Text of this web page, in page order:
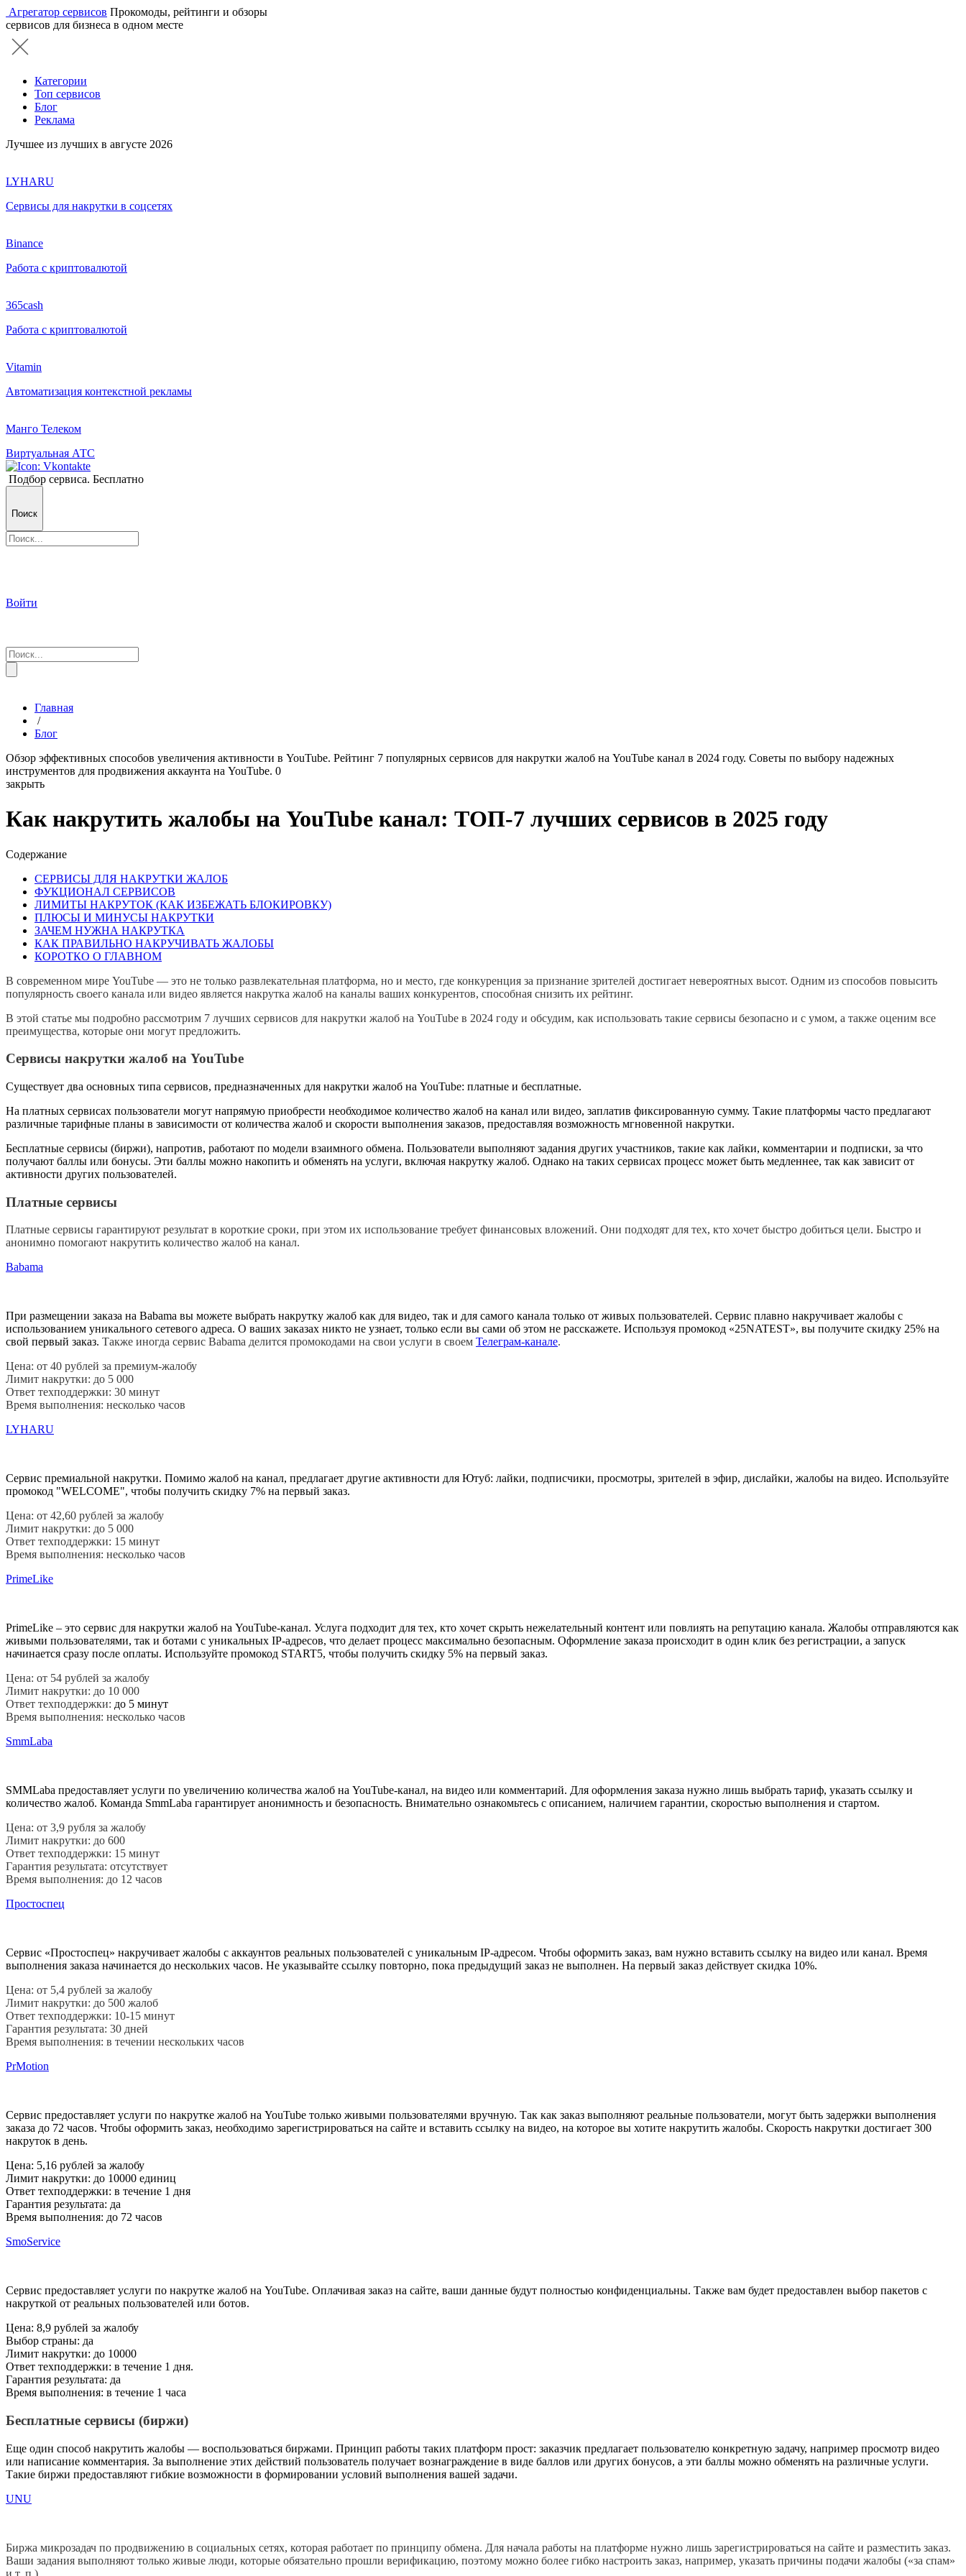
Агрегатор сервисов Прокомоды, рейтинги и обзоры
сервисов для бизнеса в одном месте
Категории
Топ сервисов
Блог
Реклама
Лучшее из лучших в августе 2026
LYHARU
Сервисы для накрутки в соцсетях
Binance
Работа с криптовалютой
365cash
Работа с криптовалютой
Vitamin
Автоматизация контекстной рекламы
Манго Телеком
Виртуальная АТС
Подбор сервиса. Бесплатно
Поиск
Войти
Главная
/
Блог
Обзор эффективных способов увеличения активности в YouTube. Рейтинг 7 популярных сервисов для накрутки жалоб на YouTube канал в 2024 году. Советы по выбору надежных
инструментов для продвижения аккаунта на YouTube. 0
закрыть
Как накрутить жалобы на YouTube канал: ТОП-7 лучших сервисов в 2025 году
Содержание
СЕРВИСЫ ДЛЯ НАКРУТКИ ЖАЛОБ
ФУКЦИОНАЛ СЕРВИСОВ
ЛИМИТЫ НАКРУТОК (КАК ИЗБЕЖАТЬ БЛОКИРОВКУ)
ПЛЮСЫ И МИНУСЫ НАКРУТКИ
ЗАЧЕМ НУЖНА НАКРУТКА
КАК ПРАВИЛЬНО НАКРУЧИВАТЬ ЖАЛОБЫ
КОРОТКО О ГЛАВНОМ
В современном мире YouTube — это не только развлекательная платформа, но и место, где конкуренция за признание зрителей достигает невероятных высот. Одним из способов повысить
популярность своего канала или видео является накрутка жалоб на каналы ваших конкурентов, способная снизить их рейтинг.
В этой статье мы подробно рассмотрим 7 лучших сервисов для накрутки жалоб на YouTube в 2024 году и обсудим, как использовать такие сервисы безопасно и с умом, а также оценим все
преимущества, которые они могут предложить.
Сервисы накрутки жалоб на YouTube
Существует два основных типа сервисов, предназначенных для накрутки жалоб на YouTube: платные и бесплатные.
На платных сервисах пользователи могут напрямую приобрести необходимое количество жалоб на канал или видео, заплатив фиксированную сумму. Такие платформы часто предлагают
различные тарифные планы в зависимости от количества жалоб и скорости выполнения заказов, предоставляя возможность мгновенной накрутки.
Бесплатные сервисы (биржи), напротив, работают по модели взаимного обмена. Пользователи выполняют задания других участников, такие как лайки, комментарии и подписки, за что
получают баллы или бонусы. Эти баллы можно накопить и обменять на услуги, включая накрутку жалоб. Однако на таких сервисах процесс может быть медленнее, так как зависит от
активности других пользователей.
Платные сервисы
Платные сервисы гарантируют результат в короткие сроки, при этом их использование требует финансовых вложений. Они подходят для тех, кто хочет быстро добиться цели. Быстро и
анонимно помогают накрутить количество жалоб на канал.
Babama
При размещении заказа на Babama вы можете выбрать накрутку жалоб как для видео, так и для самого канала только от живых пользователей. Сервис плавно накручивает жалобы с
использованием уникального сетевого адреса. О ваших заказах никто не узнает, только если вы сами об этом не расскажете. Используя промокод «25NATEST», вы получите скидку 25% на
свой первый заказ. Также иногда сервис Babama делится промокодами на свои услуги в своем Телеграм-канале.
Цена: от 40 рублей за премиум-жалобу
Лимит накрутки: до 5 000
Ответ техподдержки: 30 минут
Время выполнения: несколько часов
LYHARU
Сервис премиальной накрутки. Помимо жалоб на канал, предлагает другие активности для Ютуб: лайки, подписчики, просмотры, зрителей в эфир, дислайки, жалобы на видео. Используйте
промокод "WELCOME", чтобы получить скидку 7% на первый заказ.
Цена: от 42,60 рублей за жалобу
Лимит накрутки: до 5 000
Ответ техподдержки: 15 минут
Время выполнения: несколько часов
PrimeLike
PrimeLike – это сервис для накрутки жалоб на YouTube-канал. Услуга подходит для тех, кто хочет скрыть нежелательный контент или повлиять на репутацию канала. Жалобы отправляются как
живыми пользователями, так и ботами с уникальных IP-адресов, что делает процесс максимально безопасным. Оформление заказа происходит в один клик без регистрации, а запуск
начинается сразу после оплаты. Используйте промокод START5, чтобы получить скидку 5% на первый заказ.
Цена: от 54 рублей за жалобу
Лимит накрутки: до 10 000
Ответ техподдержки: до 5 минут
Время выполнения: несколько часов
SmmLaba
SMMLaba предоставляет услуги по увеличению количества жалоб на YouTube-канал, на видео или комментарий. Для оформления заказа нужно лишь выбрать тариф, указать ссылку и
количество жалоб. Команда SmmLaba гарантирует анонимность и безопасность. Внимательно ознакомьтесь с описанием, наличием гарантии, скоростью выполнения и стартом.
Цена: от 3,9 рубля за жалобу
Лимит накрутки: до 600
Ответ техподдержки: 15 минут
Гарантия результата: отсутствует
Время выполнения: до 12 часов
Простоспец
Сервис «Простоcпец» накручивает жалобы с аккаунтов реальных пользователей с уникальным IP-адресом. Чтобы оформить заказ, вам нужно вставить ссылку на видео или канал. Время
выполнения заказа начинается до нескольких часов. Не указывайте ссылку повторно, пока предыдущий заказ не выполнен. На первый заказ действует скидка 10%.
Цена: от 5,4 рублей за жалобу
Лимит накрутки: до 500 жалоб
Ответ техподдержки: 10-15 минут
Гарантия результата: 30 дней
Время выполнения: в течении нескольких часов
PrMotion
Сервис предоставляет услуги по накрутке жалоб на YouTube только живыми пользователями вручную. Так как заказ выполняют реальные пользователи, могут быть задержки выполнения
заказа до 72 часов. Чтобы оформить заказ, необходимо зарегистрироваться на сайте и вставить ссылку на видео, на которое вы хотите накрутить жалобы. Скорость накрутки достигает 300
накруток в день.
Цена: 5,16 рублей за жалобу
Лимит накрутки: до 10000 единиц
Ответ техподдержки: в течение 1 дня
Гарантия результата: да
Время выполнения: до 72 часов
SmoService
Сервис предоставляет услуги по накрутке жалоб на YouTube. Оплачивая заказ на сайте, ваши данные будут полностью конфиденциальны. Также вам будет предоставлен выбор пакетов с
накруткой от реальных пользователей или ботов.
Цена: 8,9 рублей за жалобу
Выбор страны: да
Лимит накрутки: до 10000
Ответ техподдержки: в течение 1 дня.
Гарантия результата: да
Время выполнения: в течение 1 часа
Бесплатные сервисы (биржи)
Еще один способ накрутить жалобы — воспользоваться биржами. Принцип работы таких платформ прост: заказчик предлагает пользователю конкретную задачу, например просмотр видео
или написание комментария. За выполнение этих действий пользователь получает вознаграждение в виде баллов или других бонусов, а эти баллы можно обменять на различные услуги.
Такие биржи предоставляют гибкие возможности в формировании условий выполнения вашей задачи.
UNU
Биржа микрозадач по продвижению в социальных сетях, которая работает по принципу обмена. Для начала работы на платформе нужно лишь зарегистрироваться на сайте и разместить заказ.
Ваши задания выполняют только живые люди, которые обязательно прошли верификацию, поэтому можно более гибко настроить заказ, например, указать причины подачи жалобы («за спам»
и т. п.).